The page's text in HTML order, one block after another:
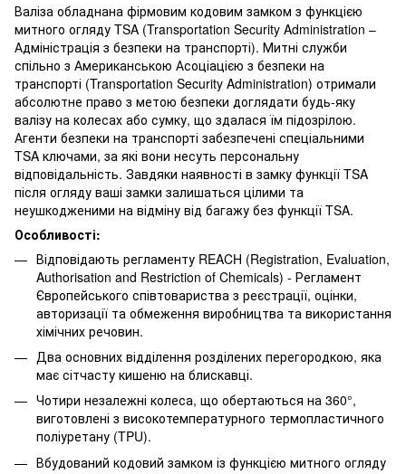
Валіза обладнана фірмовим кодовим замком з функцією
митного огляду TSA (Transportation Security Administration –
Адміністрація з безпеки на транспорті). Митні служби
спільно з Американською Асоціацією з безпеки на
транспорті (Transportation Security Administration) отримали
абсолютне право з метою безпеки доглядати будь-яку
валізу на колесах або сумку, що здалася їм підозрілою.
Агенти безпеки на транспорті забезпечені спеціальними
TSA ключами, за які вони несуть персональну
відповідальність. Завдяки наявності в замку функції TSA
після огляду ваші замки залишаться цілими та
неушкодженими на відміну від багажу без функції TSA.
Особливості:
Відповідають регламенту REACH (Registration, Evaluation,
Authorisation and Restriction of Chemicals) - Регламент
Європейського співтовариства з реєстрації, оцінки,
авторизації та обмеження виробництва та використання
хімічних речовин.
Два основних відділення розділених перегородкою, яка
має сітчасту кишеню на блискавці.
Чотири незалежні колеса, що обертаються на 360°,
виготовлені з високотемпературного термопластичного
поліуретану (TPU).
Вбудований кодовий замком із функцією митного огляду